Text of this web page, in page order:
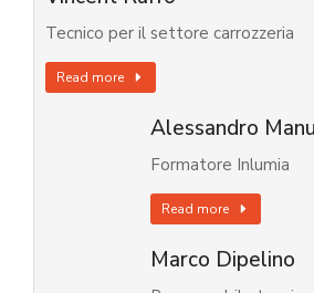
Tecnico per il settore carrozzeria
Read more
Alessandro
Formatore Inlumia
Read more
Marco Dipelino